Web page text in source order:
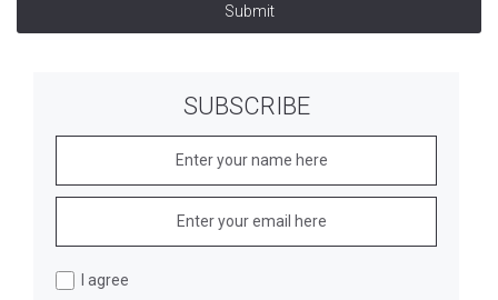
Submit
SUBSCRIBE
I agree